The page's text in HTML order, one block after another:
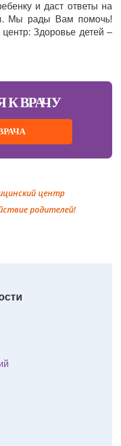
и даст ответы на
Мы рады Вам помочь!
Здоровье детей –
К ВРАЧУ
центр
родителей!